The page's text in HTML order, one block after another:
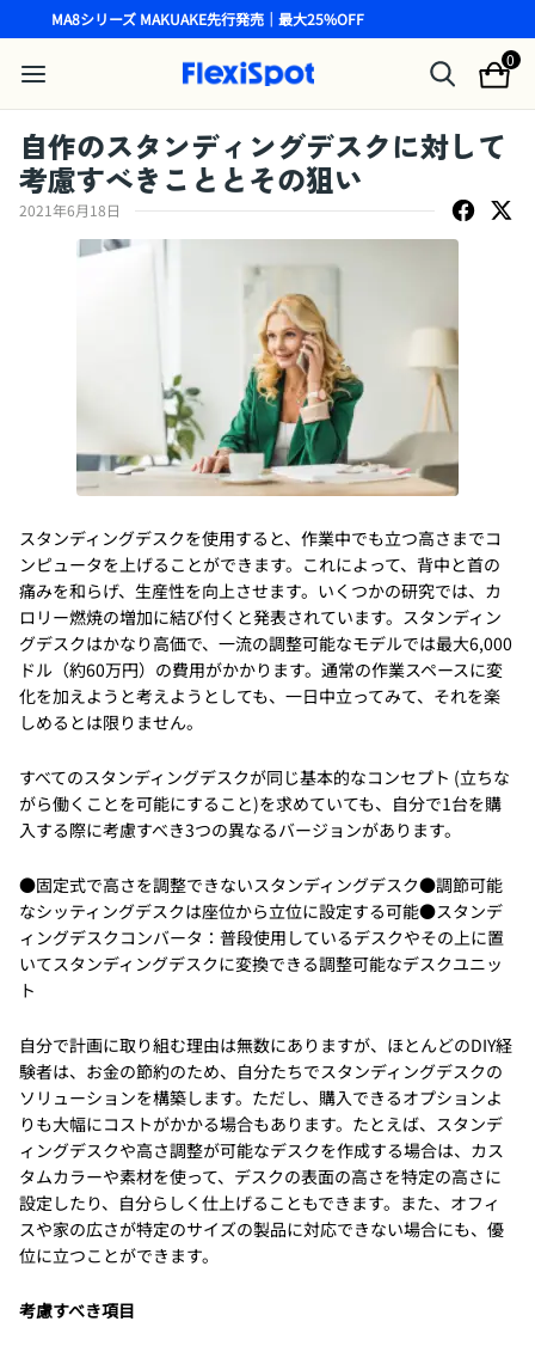
MA8シリーズ MAKUAKE先行発売｜最大25%OFF
0
自作のスタンディングデスクに対して
考慮すべきこととその狙い
2021年6月18日
スタンディングデスクを使用すると、作業中でも立つ高さまでコ
ンピュータを上げることができます。これによって、背中と首の
痛みを和らげ、生産性を向上させます。いくつかの研究では、カ
ロリー燃焼の増加に結び付くと発表されています。スタンディン
グデスクはかなり高価で、一流の調整可能なモデルでは最大6,000
ドル（約60万円）の費用がかかります。通常の作業スペースに変
化を加えようと考えようとしても、一日中立ってみて、それを楽
しめるとは限りません。
すべてのスタンディングデスクが同じ基本的なコンセプト (立ちな
がら働くことを可能にすること)を求めていても、自分で1台を購
入する際に考慮すべき3つの異なるバージョンがあります。
●固定式で高さを調整できないスタンディングデスク●調節可能
なシッティングデスクは座位から立位に設定する可能●スタンデ
ィングデスクコンバータ：普段使用しているデスクやその上に置
いてスタンディングデスクに変換できる調整可能なデスクユニッ
ト
自分で計画に取り組む理由は無数にありますが、ほとんどのDIY経
験者は、お金の節約のため、自分たちでスタンディングデスクの
ソリューションを構築します。ただし、購入できるオプションよ
りも大幅にコストがかかる場合もあります。たとえば、スタンデ
ィングデスクや高さ調整が可能なデスクを作成する場合は、カス
タムカラーや素材を使って、デスクの表面の高さを特定の高さに
設定したり、自分らしく仕上げることもできます。また、オフィ
スや家の広さが特定のサイズの製品に対応できない場合にも、優
位に立つことができます。
考慮すべき項目